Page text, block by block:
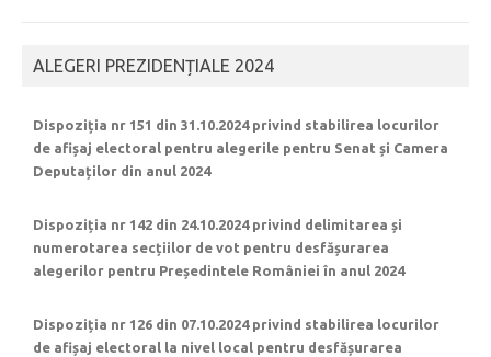
ALEGERI PREZIDENȚIALE 2024
Dispoziția nr 151 din 31.10.2024 privind stabilirea locurilor
de afișaj electoral pentru alegerile pentru Senat și Camera
Deputaților din anul 2024
Dispoziția nr 142 din 24.10.2024 privind delimitarea și
numerotarea secțiilor de vot pentru desfășurarea
alegerilor pentru Președintele României în anul 2024
Dispoziția nr 126 din 07.10.2024 privind stabilirea locurilor
de afișaj electoral la nivel local pentru desfășurarea